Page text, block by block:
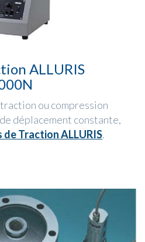
ALLURIS
ou compression
déplacement constante,
de Traction ALLURIS.